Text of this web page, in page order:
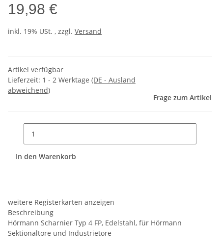
19,98 €
inkl. 19% USt. , zzgl. Versand
Artikel verfügbar
Lieferzeit: 1 - 2 Werktage (DE - Ausland
abweichend)
Frage zum Artikel
In den Warenkorb
weitere Registerkarten anzeigen
Beschreibung
Hörmann Scharnier Typ 4 FP, Edelstahl, für Hörmann
Sektionaltore und Industrietore